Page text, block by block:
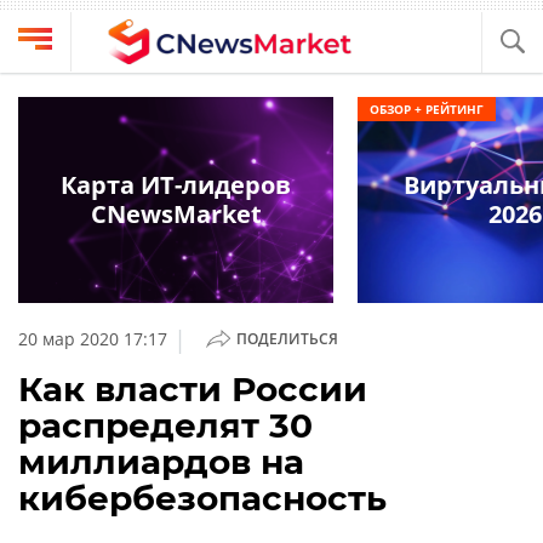
Выбрать
провайдера
Компании
обзоры
кабинет
О
проекте
CNews
CNews
Конференции
Техника
20 мар 2020 17:17 | ПОДЕЛИТЬСЯ
Как власти России
распределят 30
миллиардов на
кибербезопасность
Карта ИТ-лидеров
CNewsMarket
2026
ОБЗОР + РЕЙТИНГ